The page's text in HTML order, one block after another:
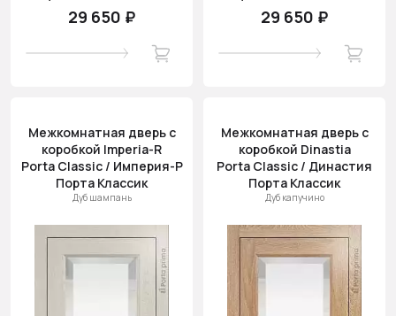
29 650 ₽ 29 650 ₽
Межкомнатная дверь с
коробкой Imperia-R
Porta Classic / Империя-Р
Порта Классик
Дуб шампань
Межкомнатная дверь с
коробкой Dinastia
Porta Classic / Династия
Порта Классик
Дуб капучино